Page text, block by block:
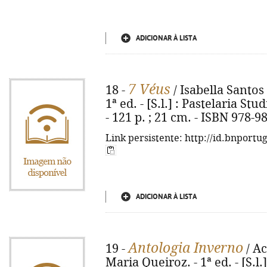
ADICIONAR À LISTA
18 - 7 Véus / Isabella
1ª ed. - [S.l.] : Pastelaria
- 121 p. ; 21 cm. - ISBN 978-
Link persistente: http://
ADICIONAR À LISTA
19 -Antologia Inverno /
Maria Queiroz. - 1ª ed. -